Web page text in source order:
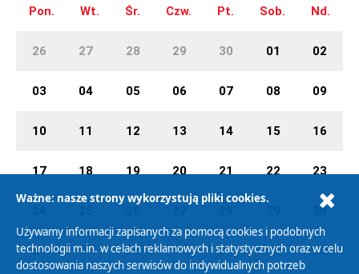
Pon. Wt. Śr. Czw. Pt. Sob. Nd.
26 27 28 29 30 01 02
03 04 05 06 07 08 09
10 11 12 13 14 15 16
17 18 19 20 21 22 23
30
31 01 02 03 04 05 06
Ważne: nasze strony wykorzystują pliki cookies.
Używamy informacji zapisanych za pomocą cookies i podobnych
technologii m.in. w celach reklamowych i statystycznych oraz w celu
dostosowania naszych serwisów do indywidualnych potrzeb